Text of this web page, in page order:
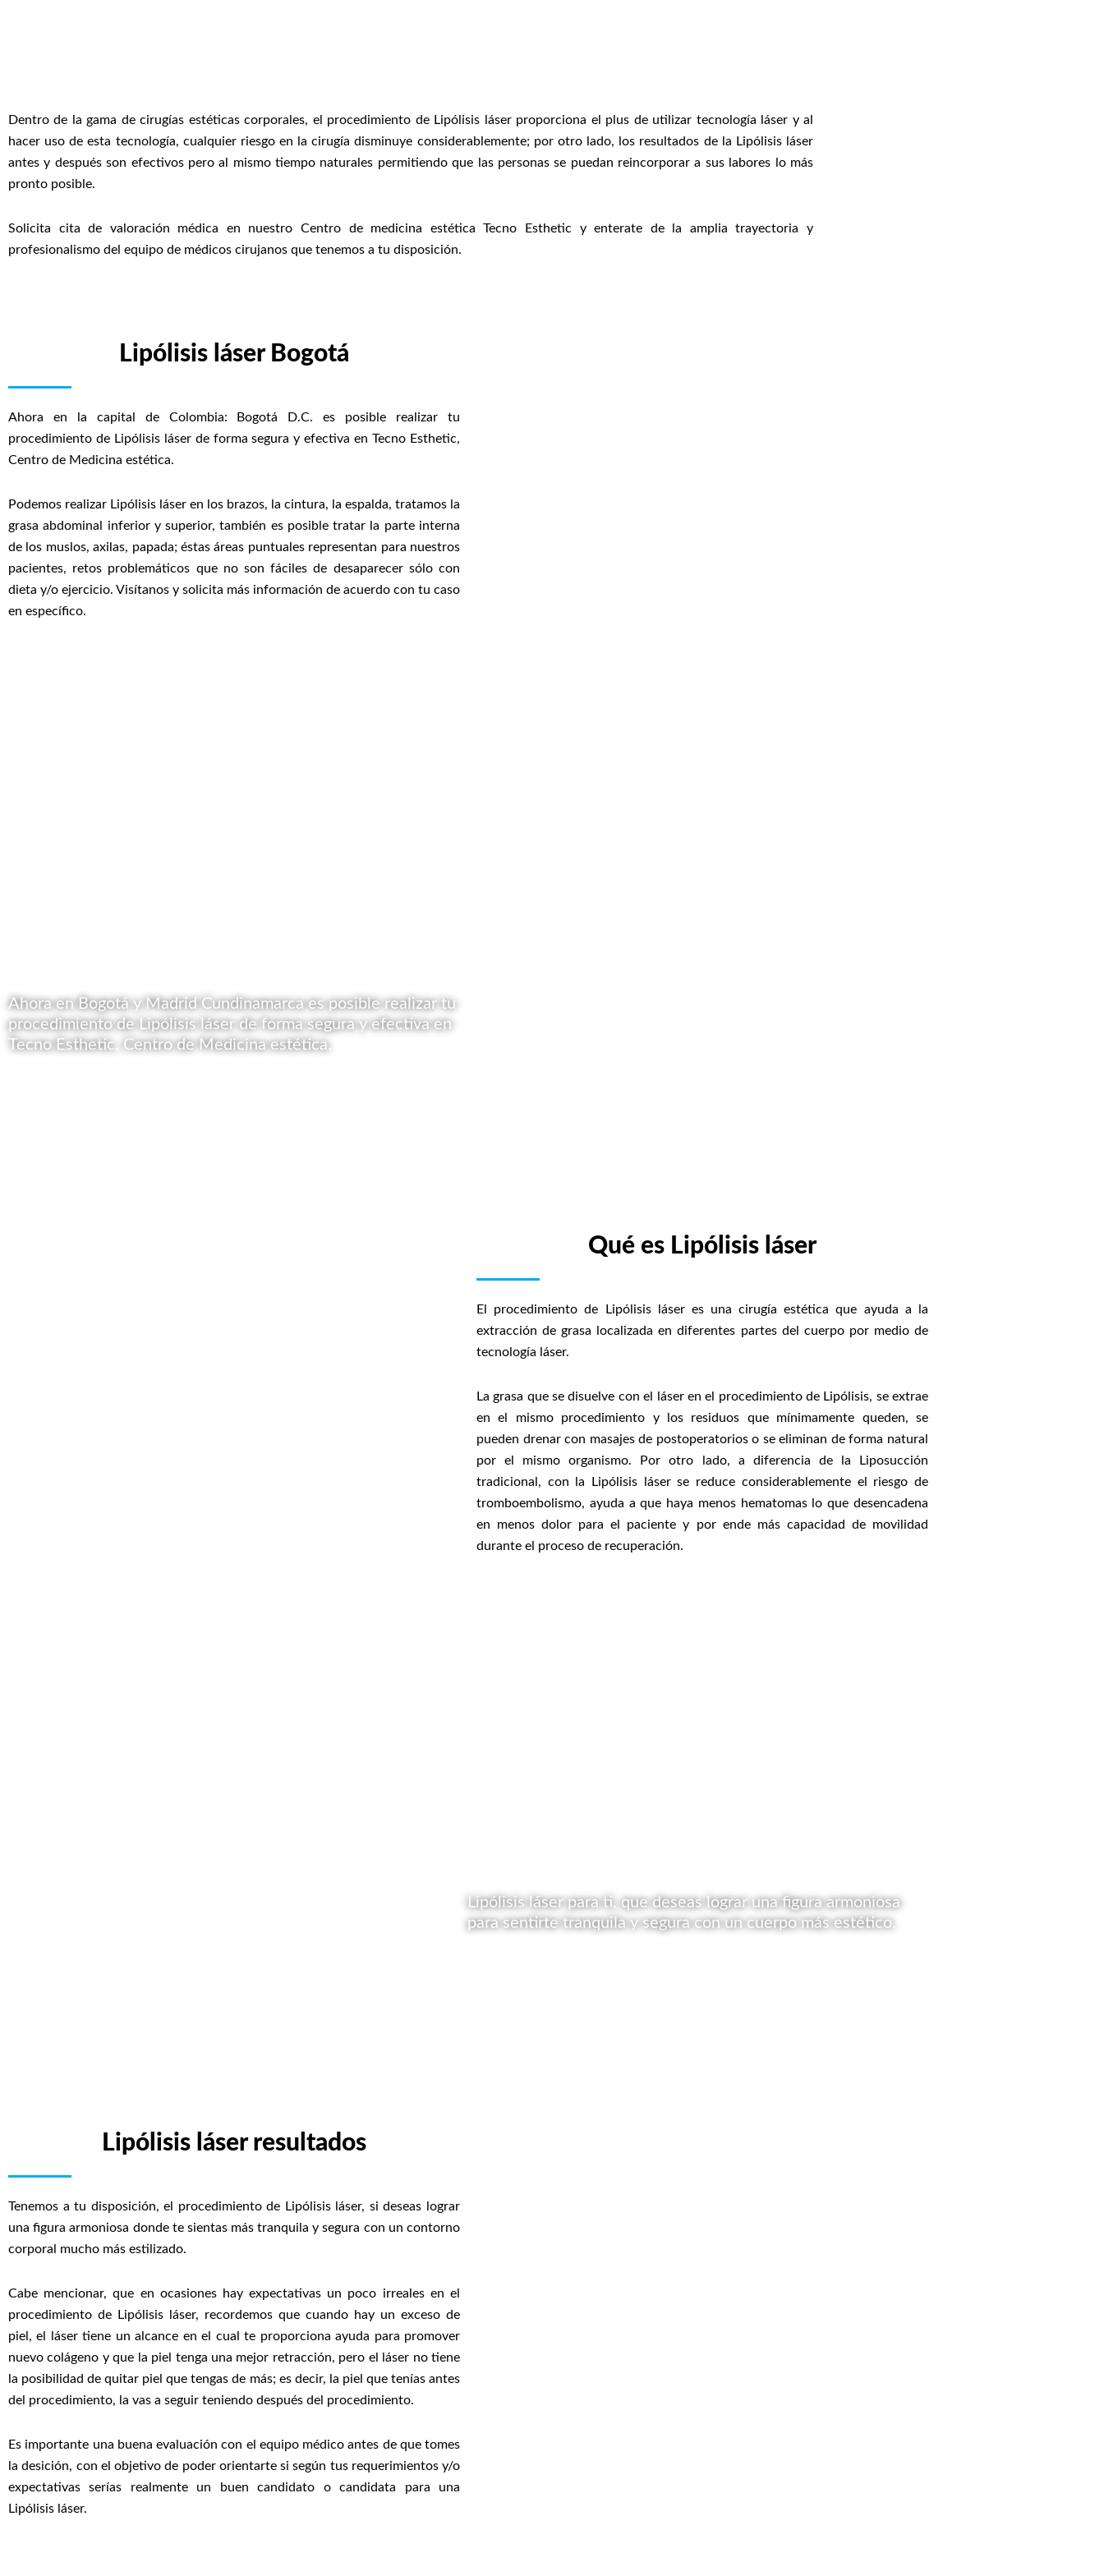
Dentro de la gama de cirugías estéticas corporales, el procedimiento de Lipólisis láser proporciona el plus de utilizar tecnología láser y al
hacer uso de esta tecnología, cualquier riesgo en la cirugía disminuye considerablemente; por otro lado, los resultados de la Lipólisis láser
antes y después son efectivos pero al mismo tiempo naturales permitiendo que las personas se puedan reincorporar a sus labores lo más
pronto posible.
Solicita cita de valoración médica en nuestro Centro de medicina estética Tecno Esthetic y enterate de la amplia trayectoria y
profesionalismo del equipo de médicos cirujanos que tenemos a tu disposición.
Lipólisis láser Bogotá
Ahora en la capital de Colombia: Bogotá D.C. es posible realizar tu
procedimiento de Lipólisis láser de forma segura y efectiva en Tecno Esthetic,
Centro de Medicina estética.
Podemos realizar Lipólisis láser en los brazos, la cintura, la espalda, tratamos la
grasa abdominal inferior y superior, también es posible tratar la parte interna
de los muslos, axilas, papada; éstas áreas puntuales representan para nuestros
pacientes, retos problemáticos que no son fáciles de desaparecer sólo con
dieta y/o ejercicio. Visítanos y solicita más información de acuerdo con tu caso
en específico.
Ahora en Bogotá y Madrid Cundinamarca es posible realizar tu
procedimiento de Lipólisis láser de forma segura y efectiva en
Tecno Esthetic, Centro de Medicina estética.
Qué es Lipólisis láser
El procedimiento de Lipólisis láser es una cirugía estética que ayuda a la
extracción de grasa localizada en diferentes partes del cuerpo por medio de
tecnología láser.
La grasa que se disuelve con el láser en el procedimiento de Lipólisis, se extrae
en el mismo procedimiento y los residuos que mínimamente queden, se
pueden drenar con masajes de postoperatorios o se eliminan de forma natural
por el mismo organismo. Por otro lado, a diferencia de la Liposucción
tradicional, con la Lipólisis láser se reduce considerablemente el riesgo de
tromboembolismo, ayuda a que haya menos hematomas lo que desencadena
en menos dolor para el paciente y por ende más capacidad de movilidad
durante el proceso de recuperación.
Lipólisis láser para ti, que deseas lograr una figura armoniosa
para sentirte tranquila y segura con un cuerpo más estético.
Lipólisis láser resultados
Tenemos a tu disposición, el procedimiento de Lipólisis láser, si deseas lograr
una figura armoniosa donde te sientas más tranquila y segura con un contorno
corporal mucho más estilizado.
Cabe mencionar, que en ocasiones hay expectativas un poco irreales en el
procedimiento de Lipólisis láser, recordemos que cuando hay un exceso de
piel, el láser tiene un alcance en el cual te proporciona ayuda para promover
nuevo colágeno y que la piel tenga una mejor retracción, pero el láser no tiene
la posibilidad de quitar piel que tengas de más; es decir, la piel que tenías antes
del procedimiento, la vas a seguir teniendo después del procedimiento.
Es importante una buena evaluación con el equipo médico antes de que tomes
la desición, con el objetivo de poder orientarte si según tus requerimientos y/o
expectativas serías realmente un buen candidato o candidata para una
Lipólisis láser.